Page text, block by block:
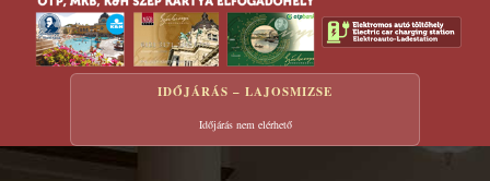
IDŐJÁRÁS – LAJOSMIZSE
Időjárás nem elérhető